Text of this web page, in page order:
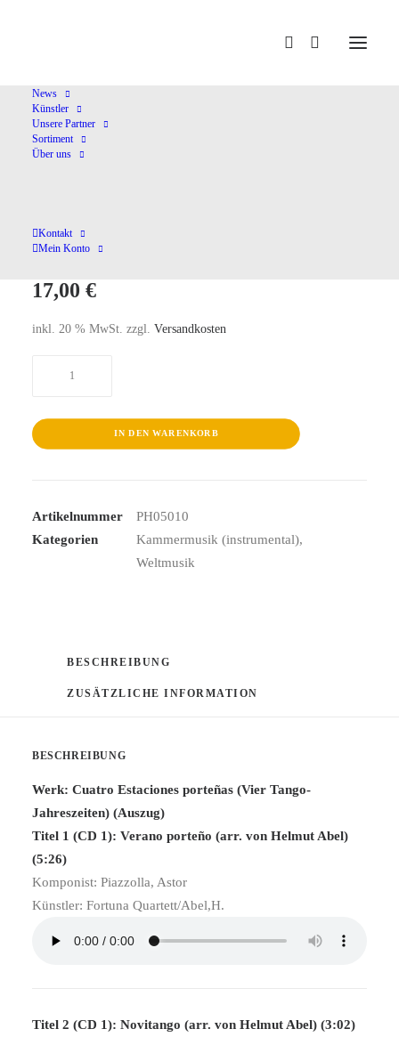
News
Künstler
Unsere Partner
Sortiment
Über uns
Kontakt
Mein Konto
Oda Para Un
Oda Para Un Hippie
17,00 €
inkl. 20 % MwSt. zzgl. Versandkosten
Hippie
IN DEN WARENKORB
Artikelnummer
PH05010
Kategorien
Kammermusik (instrumental),
Weltmusik
BESCHREIBUNG
ZUSÄTZLICHE INFORMATION
BESCHREIBUNG
Werk: Cuatro Estaciones porteñas (Vier Tango-
Jahreszeiten) (Auszug)
Titel 1 (CD 1): Verano porteño (arr. von Helmut Abel)
(5:26)
Komponist: Piazzolla, Astor
Künstler: Fortuna Quartett/Abel,H.
Titel 2 (CD 1): Novitango (arr. von Helmut Abel) (3:02)